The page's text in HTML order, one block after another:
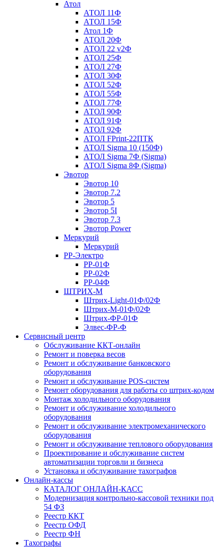
Атол
АТОЛ 11Ф
АТОЛ 15Ф
Атол 1Ф
АТОЛ 20Ф
АТОЛ 22 v2Ф
АТОЛ 25Ф
АТОЛ 27Ф
АТОЛ 30Ф
АТОЛ 52Ф
АТОЛ 55Ф
АТОЛ 77Ф
АТОЛ 90Ф
АТОЛ 91Ф
АТОЛ 92Ф
АТОЛ FPrint-22ПТК
АТОЛ Sigma 10 (150Ф)
АТОЛ Sigma 7Ф (Sigma)
АТОЛ Sigma 8Ф (Sigma)
Эвотор
Эвотор 10
Эвотор 7.2
Эвотор 5
Эвотор 5I
Эвотор 7.3
Эвотор Power
Меркурий
Меркурий
РР-Электро
РР-01Ф
РР-02Ф
РР-04Ф
ШТРИХ-М
Штрих-Light-01Ф/02Ф
Штрих-М-01Ф/02Ф
Штрих-ФР-01Ф
Элвес-ФР-Ф
Сервисный центр
Обслуживание ККТ-онлайн
Ремонт и поверка весов
Ремонт и обслуживание банковского
оборудования
Ремонт и обслуживание POS-систем
Ремонт оборудования для работы со штрих-кодом
Монтаж холодильного оборудования
Ремонт и обслуживание холодильного
оборудования
Ремонт и обслуживание электромеханического
оборудования
Ремонт и обслуживание теплового оборудования
Проектирование и обслуживание систем
автоматизации торговли и бизнеса
Установка и обслуживание тахографов
Онлайн-кассы
КАТАЛОГ ОНЛАЙН-КАСС
Модернизация контрольно-кассовой техники под
54 ФЗ
Реестр ККТ
Реестр ОФД
Реестр ФН
Тахографы